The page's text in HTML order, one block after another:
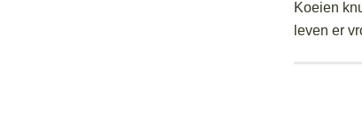
Koeien
leven er